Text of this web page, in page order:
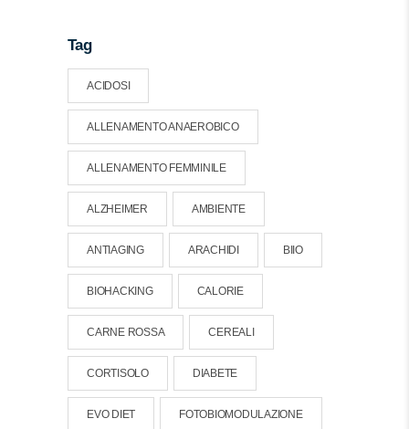
Tag
ACIDOSI
ALLENAMENTO ANAEROBICO
ALLENAMENTO FEMMINILE
ALZHEIMER AMBIENTE
ANTIAGING ARACHIDI BIIO
BIOHACKING CALORIE
CARNE ROSSA CEREALI
CORTISOLO DIABETE
EVO DIET FOTOBIOMODULAZIONE